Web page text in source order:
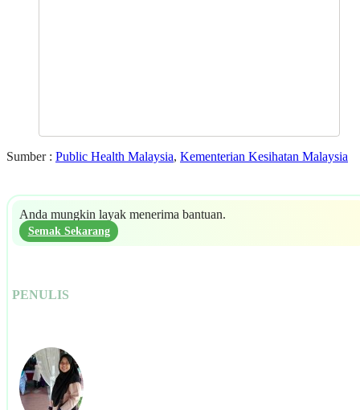
Sumber : Public Health Malaysia, Kementerian Kesihatan Malaysia
Anda mungkin layak menerima bantuan.
Semak Sekarang
PENULIS